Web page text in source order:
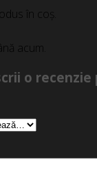
în coș.
acum.
o